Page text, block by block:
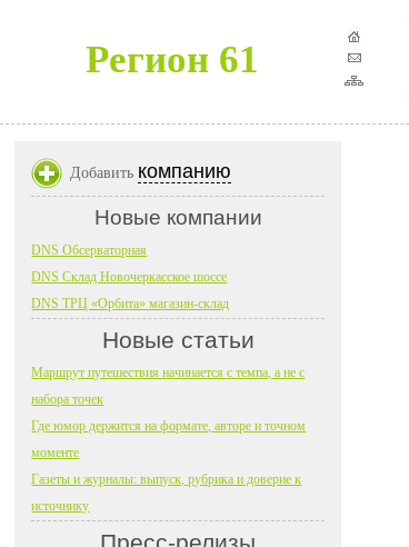
Регион 61
Добавить компанию
Новые компании
DNS Обсерваторная
DNS Склад Новочеркасское шоссе
DNS ТРЦ «Орбита» магазин-склад
Новые статьи
Маршрут путешествия начинается с темпа, а не с
набора точек
Где юмор держится на формате, авторе и точном
моменте
Газеты и журналы: выпуск, рубрика и доверие к
источнику